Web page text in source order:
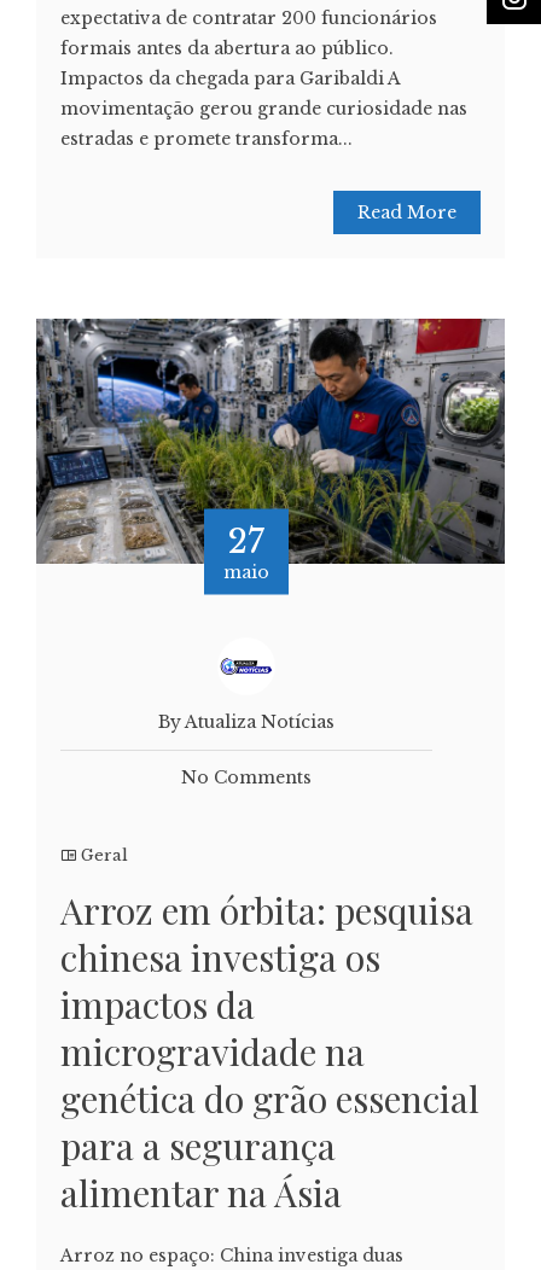
expectativa de contratar 200 funcionários
formais antes da abertura ao público.
Impactos da chegada para Garibaldi A
movimentação gerou grande curiosidade nas
estradas e promete transforma...
Read More
27
maio
By Atualiza Notícias
No Comments
Geral
Arroz em órbita: pesquisa
chinesa investiga os
impactos da
microgravidade na
genética do grão essencial
para a segurança
alimentar na Ásia
Arroz no espaço: China investiga duas